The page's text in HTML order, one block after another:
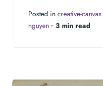
Posted in creative-canvas
nguyen ‐ 3 min read